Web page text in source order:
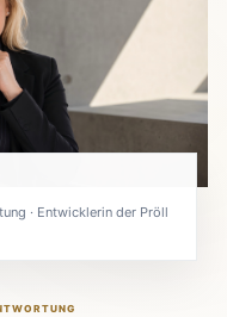
· Entwicklerin der Pröll